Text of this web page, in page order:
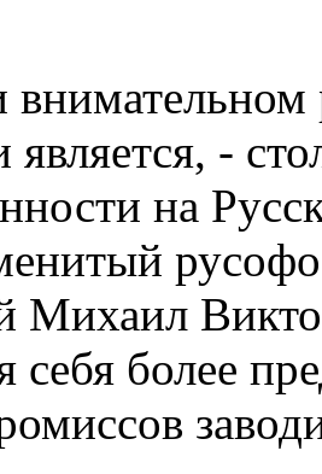
является, -
на
Михаил
себя более